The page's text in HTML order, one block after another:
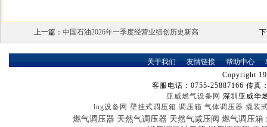
上一篇： 中国石油2026年一季度经营业绩创历史新高
关于我们 ┈ 友情链接 ┈ 帮助中心 ┈
Copyright
客服电话：0755-25887166 传真
亚威燃气设备网 深圳亚威华
lng设备网 壁挂式调压箱 调压箱 气体调压器 撬装
燃气调压器 天然气调压器 天然气减压阀 燃气调压箱